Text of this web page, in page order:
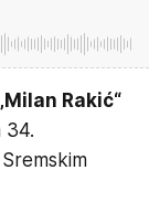
Rakić“
34.